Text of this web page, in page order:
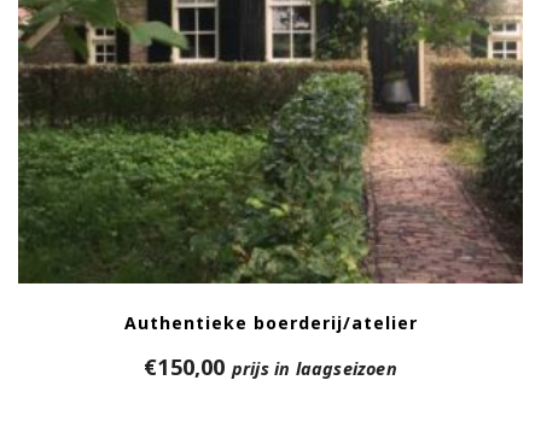
Authentieke boerderij/atelier
€150,00 prijs in laagseizoen